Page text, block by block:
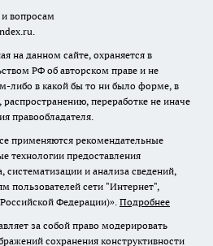
вопросам
на данном сайте, охраняется в
РФ об авторском праве и не
либо в какой бы то ни было форме, в
переработке не иначе
правообладателя.
применяются рекомендательные
технологии предоставления
и анализа сведений,
пользователей сети "Интернет",
Федерации)». Подробнее
за собой право модерировать
сохранения конструктивности